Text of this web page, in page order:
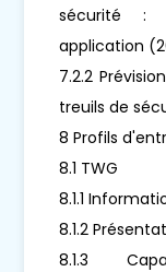
sécurité :
application
7.2.2
treuils de
8 Profils
8.1 TWG
8.1.1
8.1.2
8.1.3